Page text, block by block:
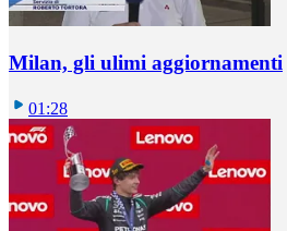
Milan, gli ulimi aggiornamenti
01:28